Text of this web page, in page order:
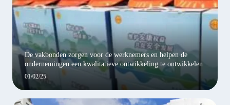
De vakbonden zorgen voor de werknemers en helpen de
ondernemingen een kwalitatieve ontwikkeling te ontwikkelen
01/02/25